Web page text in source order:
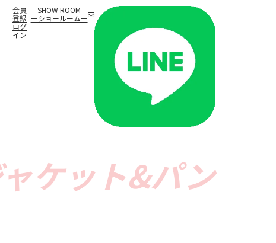
会員
登録
ログ
イン
SHOW ROOM
ーショールームー